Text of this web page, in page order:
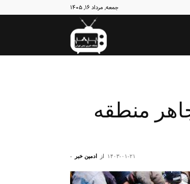
جمعه, مرداد ۱۶, ۱۴۰۵
نبض
منطقه
از ادمین خبر - ۱۴۰۳-۰۱-۲۱